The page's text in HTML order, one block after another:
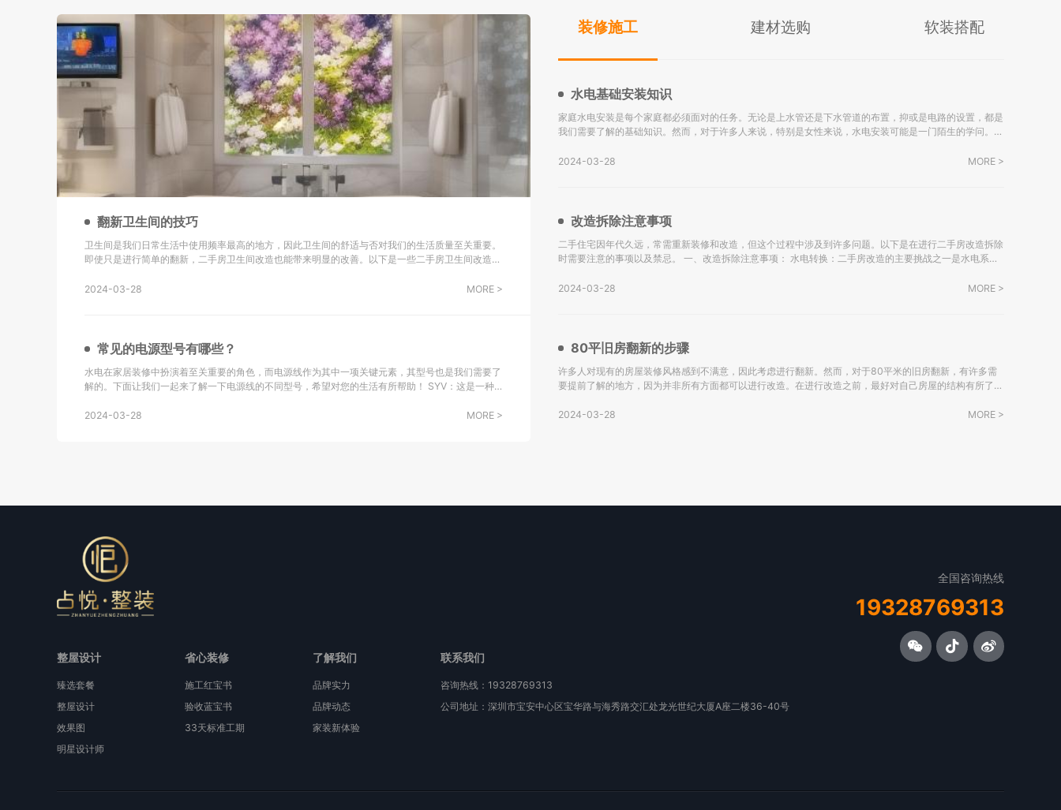
装修施工 建材选购 软装搭配
翻新卫生间的技巧
卫生间是我们日常生活中使用频率最高的地方，因此卫生间的舒适与否对我们的生活质量至关重要。
即使只是进行简单的翻新，二手房卫生间改造也能带来明显的改善。以下是一些二手房卫生间改造翻
铺设瓷砖是很重要的。确保地砖的铺设
2024-03-28 MORE >
常见的电源型号有哪些？
水电在家居装修中扮演着至关重要的角色，而电源线作为其中一项关键元素，其型号也是我们需要了
解的。下面让我们一起来了解一下电源线的不同型号，希望对您的生活有所帮助！ SYV：这是一种
同轴电缆。 KVV：这种电缆采用聚氯乙烯
2024-03-28 MORE >
水电基础安装知识
家庭水电安装是每个家庭都必须面对的任务。无论是上水管还是下水管道的布置，抑或是电路的设置，都是
我们需要了解的基础知识。然而，对于许多人来说，特别是女性来说，水电安装可能是一门陌生的学问。以
2024-03-28 MORE >
改造拆除注意事项
二手住宅因年代久远，常需重新装修和改造，但这个过程中涉及到许多问题。以下是在进行二手房改造拆除
时需要注意的事项以及禁忌。 一、改造拆除注意事项： 水电转换：二手房改造的主要挑战之一是水电系统
会选
2024-03-28 MORE >
80平旧房翻新的步骤
许多人对现有的房屋装修风格感到不满意，因此考虑进行翻新。然而，对于80平米的旧房翻新，有许多需
要提前了解的地方，因为并非所有方面都可以进行改造。在进行改造之前，最好对自己房屋的结构有所了
等问题。在进行墙壁
2024-03-28 MORE >
整屋设计
臻选套餐
整屋设计
效果图
明星设计师
省心装修
施工红宝书
验收蓝宝书
33天标准工期
了解我们
品牌实力
品牌动态
家装新体验
联系我们
咨询热线：19328769313
公司地址：深圳市宝安中心区宝华路与海秀路交汇处龙光世纪大厦A座二楼36-40号
全国咨询热线
19328769313